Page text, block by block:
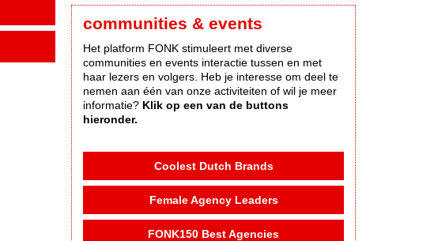
communities & events
Het platform FONK stimuleert met diverse
communities en events interactie tussen en met
haar lezers en volgers. Heb je interesse om deel te
nemen aan één van onze activiteiten of wil je meer
informatie? Klik op een van de buttons
hieronder.
Coolest Dutch Brands
Female Agency Leaders
FONK150 Best Agencies